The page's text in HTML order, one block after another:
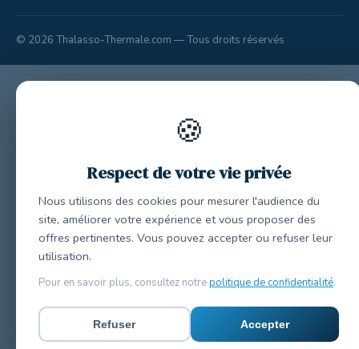
© 2026 Thalasso-Thermale.com — Tous droits réservés
🍪
Respect de votre vie privée
Nous utilisons des cookies pour mesurer l'audience du
site, améliorer votre expérience et vous proposer des
offres pertinentes. Vous pouvez accepter ou refuser leur
utilisation.
Pour en savoir plus, consultez notrepolitique de confidentialité.
Refuser Accepter